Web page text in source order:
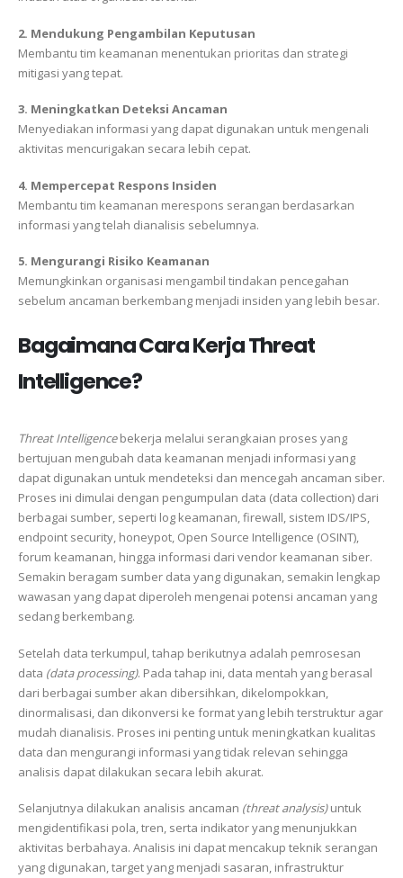
2. Mendukung Pengambilan Keputusan
Membantu tim keamanan menentukan prioritas dan strategi
mitigasi yang tepat.
3. Meningkatkan Deteksi Ancaman
Menyediakan informasi yang dapat digunakan untuk mengenali
aktivitas mencurigakan secara lebih cepat.
4. Mempercepat Respons Insiden
Membantu tim keamanan merespons serangan berdasarkan
informasi yang telah dianalisis sebelumnya.
5. Mengurangi Risiko Keamanan
Memungkinkan organisasi mengambil tindakan pencegahan
sebelum ancaman berkembang menjadi insiden yang lebih besar.
Bagaimana Cara Kerja Threat
Intelligence?
Threat Intelligencebekerja melalui serangkaian proses yang
bertujuan mengubah data keamanan menjadi informasi yang
dapat digunakan untuk mendeteksi dan mencegah ancaman siber.
Proses ini dimulai dengan pengumpulan data (data collection) dari
berbagai sumber, seperti log keamanan, firewall, sistem IDS/IPS,
endpoint security, honeypot, Open Source Intelligence (OSINT),
forum keamanan, hingga informasi dari vendor keamanan siber.
Semakin beragam sumber data yang digunakan, semakin lengkap
wawasan yang dapat diperoleh mengenai potensi ancaman yang
sedang berkembang.
Setelah data terkumpul, tahap berikutnya adalah pemrosesan
data (data processing). Pada tahap ini, data mentah yang berasal
dari berbagai sumber akan dibersihkan, dikelompokkan,
dinormalisasi, dan dikonversi ke format yang lebih terstruktur agar
mudah dianalisis. Proses ini penting untuk meningkatkan kualitas
data dan mengurangi informasi yang tidak relevan sehingga
analisis dapat dilakukan secara lebih akurat.
Selanjutnya dilakukan analisis ancaman (threat analysis)untuk
mengidentifikasi pola, tren, serta indikator yang menunjukkan
aktivitas berbahaya. Analisis ini dapat mencakup teknik serangan
yang digunakan, target yang menjadi sasaran, infrastruktur